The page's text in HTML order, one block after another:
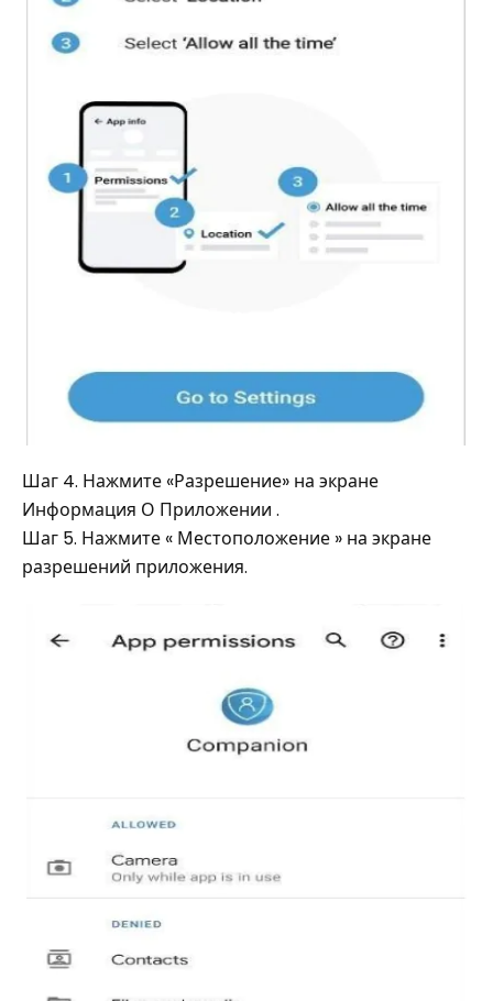
Шаг 4. Нажмите «Разрешение» на экране
Информация О Приложении .
Шаг 5. Нажмите « Местоположение » на экране
разрешений приложения.